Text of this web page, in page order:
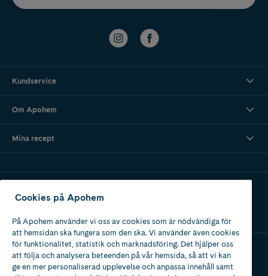
Kundservice
Om Apohem
Mina recept
Apotek med tillstånd
av Läkemedelsverket
Cookies på Apohem
På Apohem använder vi oss av cookies som är nödvändiga för
att hemsidan ska fungera som den ska. Vi använder även cookies
för funktionalitet, statistik och marknadsföring. Det hjälper oss
att följa och analysera beteenden på vår hemsida, så att vi kan
ge en mer personaliserad upplevelse och anpassa innehåll samt